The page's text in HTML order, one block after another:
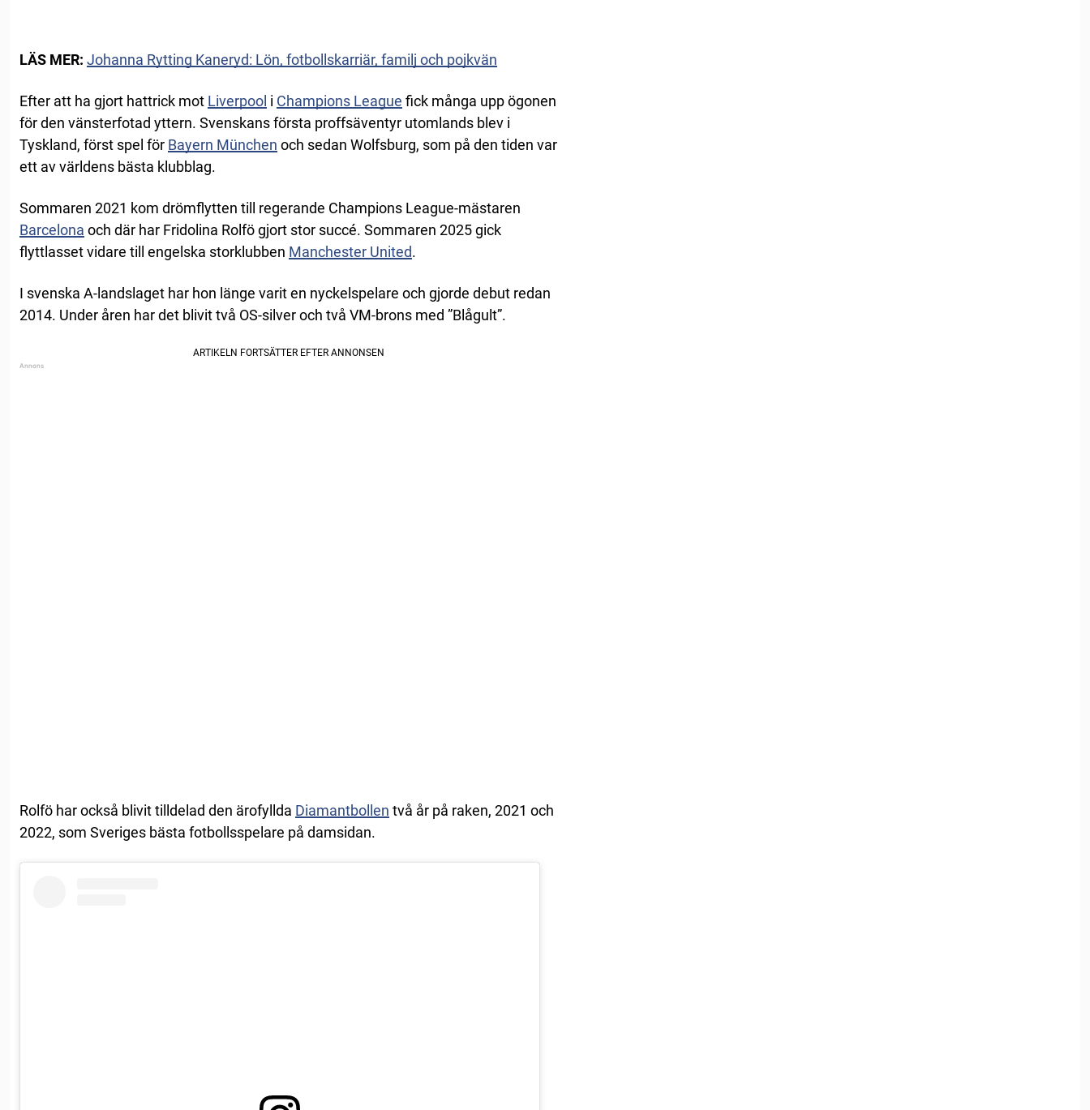
LÄS MER: Johanna Rytting Kaneryd: Lön, fotbollskarriär, familj och pojkvän
Efter att ha gjort hattrick mot Liverpool i Champions League fick många upp ögonen
för den vänsterfotad yttern. Svenskans första proffsäventyr utomlands blev i
Tyskland, först spel för Bayern München och sedan Wolfsburg, som på den tiden var
ett av världens bästa klubblag.
Sommaren 2021 kom drömflytten till regerande Champions League-mästaren
Barcelona och där har Fridolina Rolfö gjort stor succé. Sommaren 2025 gick
flyttlasset vidare till engelska storklubben Manchester United.
I svenska A-landslaget har hon länge varit en nyckelspelare och gjorde debut redan
2014. Under åren har det blivit två OS-silver och två VM-brons med ”Blågult”.
Rolfö har också blivit tilldelad den ärofyllda Diamantbollen två år på raken, 2021 och
2022, som Sveriges bästa fotbollsspelare på damsidan.